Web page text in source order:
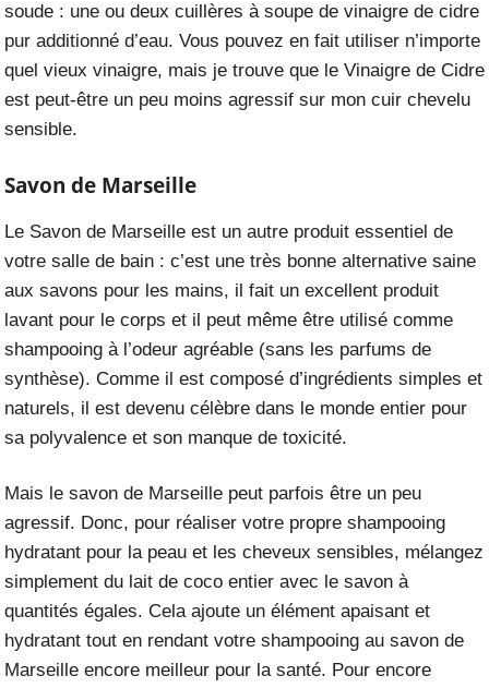
soude : une ou deux cuillères à soupe de vinaigre de cidre
pur additionné d’eau. Vous pouvez en fait utiliser n’importe
quel vieux vinaigre, mais je trouve que le Vinaigre de Cidre
est peut-être un peu moins agressif sur mon cuir chevelu
sensible.
Savon de Marseille
Le Savon de Marseille est un autre produit essentiel de
votre salle de bain : c’est une très bonne alternative saine
aux savons pour les mains, il fait un excellent produit
lavant pour le corps et il peut même être utilisé comme
shampooing à l’odeur agréable (sans les parfums de
synthèse). Comme il est composé d’ingrédients simples et
naturels, il est devenu célèbre dans le monde entier pour
sa polyvalence et son manque de toxicité.
Mais le savon de Marseille peut parfois être un peu
agressif. Donc, pour réaliser votre propre shampooing
hydratant pour la peau et les cheveux sensibles, mélangez
simplement du lait de coco entier avec le savon à
quantités égales. Cela ajoute un élément apaisant et
hydratant tout en rendant votre shampooing au savon de
Marseille encore meilleur pour la santé. Pour encore